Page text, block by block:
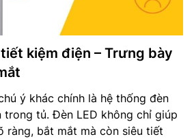
kiệm điện – Trưng bày
ý khác chính là hệ thống đèn
trong tủ. Đèn LED không chỉ giúp
ràng, bắt mắt mà còn siêu tiết